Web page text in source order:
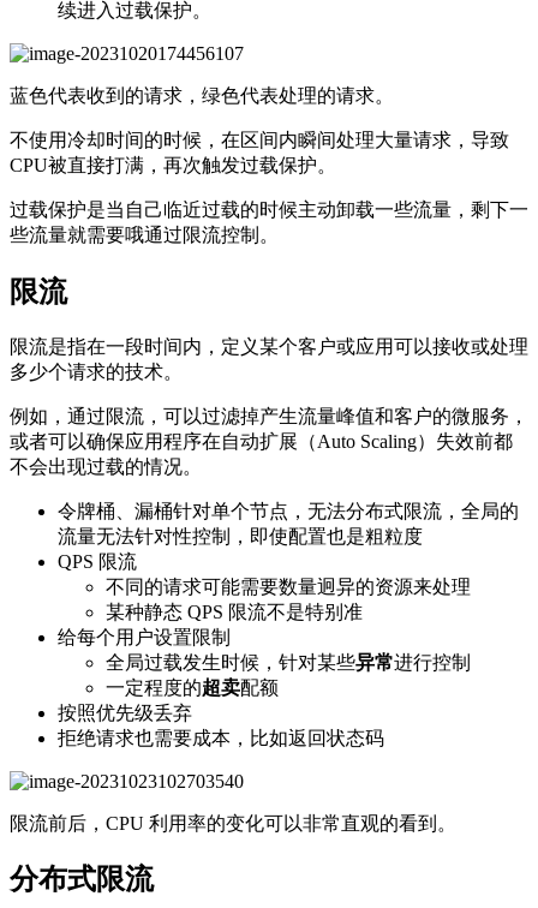
续进入过载保护。
蓝色代表收到的请求，绿色代表处理的请求。
不使用冷却时间的时候，在区间内瞬间处理大量请求，导致
CPU被直接打满，再次触发过载保护。
过载保护是当自己临近过载的时候主动卸载一些流量，剩下一
些流量就需要哦通过限流控制。
限流
限流是指在一段时间内，定义某个客户或应用可以接收或处理
多少个请求的技术。
例如，通过限流，可以过滤掉产生流量峰值和客户的微服务，
或者可以确保应用程序在自动扩展（Auto Scaling）失效前都
不会出现过载的情况。
令牌桶、漏桶针对单个节点，无法分布式限流，全局的
流量无法针对性控制，即使配置也是粗粒度
QPS 限流
不同的请求可能需要数量迥异的资源来处理
某种静态 QPS 限流不是特别准
给每个用户设置限制
全局过载发生时候，针对某些异常进行控制
一定程度的超卖配额
按照优先级丢弃
拒绝请求也需要成本，比如返回状态码
限流前后，CPU 利用率的变化可以非常直观的看到。
分布式限流